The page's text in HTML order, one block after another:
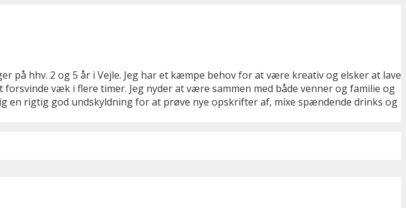
på hhv. 2 og 5 år i Vejle. Jeg har et kæmpe behov for at være kreativ og elsker at lave
væk i flere timer. Jeg nyder at være sammen med både venner og familie og
en rigtig god undskyldning for at prøve nye opskrifter af, mixe spændende drinks og